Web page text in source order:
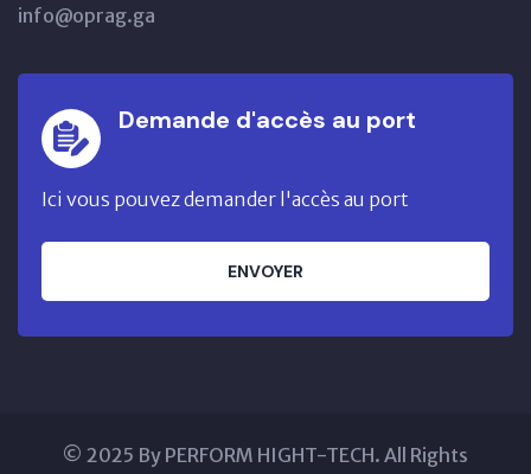
info@oprag.ga
Demande d'accès au port
Ici vous pouvez demander l'accès au port
ENVOYER
© 2025 By PERFORM HIGHT-TECH. All Rights